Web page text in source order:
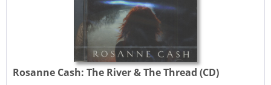
Rosanne Cash:The River & The Thread (CD)